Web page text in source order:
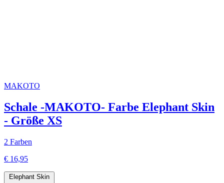
MAKOTO
Schale -MAKOTO- Farbe Elephant Skin
- Größe XS
2 Farben
€ 16,95
Elephant Skin